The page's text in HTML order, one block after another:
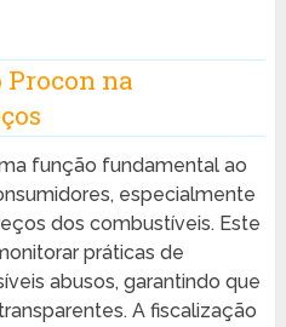
Procon na
função fundamental ao
especialmente
dos combustíveis. Este
práticas de
abusos, garantindo que
A fiscalização